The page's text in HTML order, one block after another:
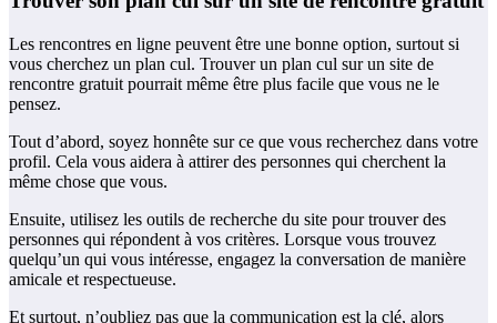
Les rencontres en ligne peuvent être une bonne option, surtout si
vous cherchez un plan cul. Trouver un plan cul sur un site de
rencontre gratuit pourrait même être plus facile que vous ne le
pensez.
Tout d’abord, soyez honnête sur ce que vous recherchez dans votre
profil. Cela vous aidera à attirer des personnes qui cherchent la
même chose que vous.
Ensuite, utilisez les outils de recherche du site pour trouver des
personnes qui répondent à vos critères. Lorsque vous trouvez
quelqu’un qui vous intéresse, engagez la conversation de manière
amicale et respectueuse.
Et surtout, n’oubliez pas que la communication est la clé, alors